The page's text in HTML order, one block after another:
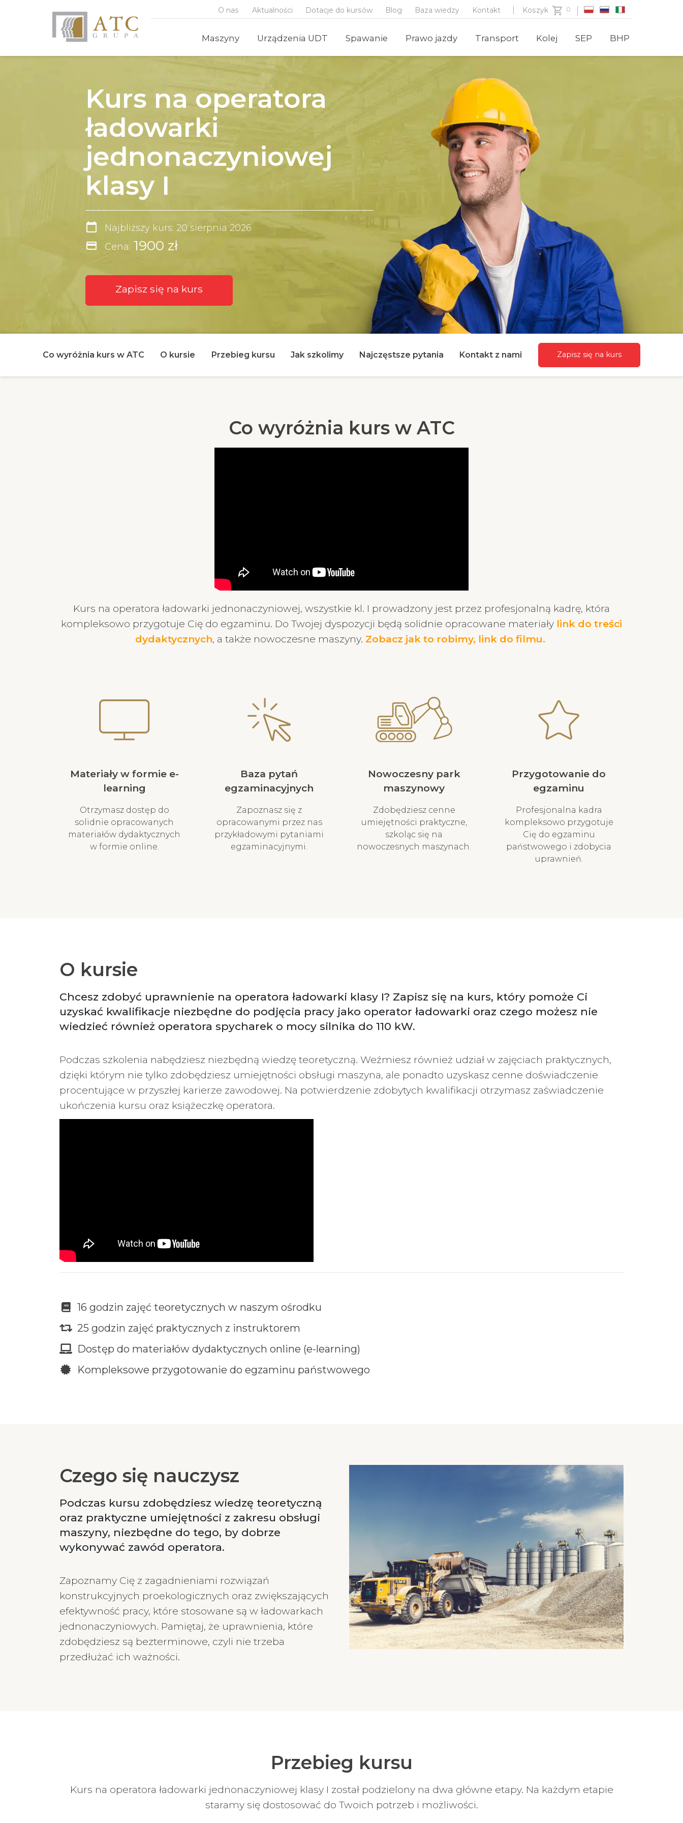
O nas Aktualności Dotacje do kursów Blog Baza wiedzy Kontakt Koszyk
Maszyny Urządzenia UDT Spawanie Prawo jazdy Transport Kolej SEP BHP
Kurs na operatora
ładowarki
jednonaczyniowej
klasy I
calendar_today Najbliższy kurs: 20 sierpnia 2026
credit_card Cena: 1900 zł
Zapisz się na kurs
Co wyróżnia kurs w ATC O kursie Przebieg kursu Jak szkolimy Najczęstsze pytania Kontakt z nami Zapisz się na kurs
Co wyróżnia kurs w ATC
Kurs na operatora ładowarki jednonaczyniowej, wszystkie kl. I prowadzony jest przez profesjonalną kadrę, która
kompleksowo przygotuje Cię do egzaminu. Do Twojej dyspozycji będą solidnie opracowane materiały link do treści
dydaktycznych, a także nowoczesne maszyny. Zobacz jak to robimy, link do filmu.
Materiały w formie e-
learning
Otrzymasz dostęp do
solidnie opracowanych
materiałów dydaktycznych
w formie online.
Baza pytań
egzaminacyjnych
Zapoznasz się z
opracowanymi przez nas
przykładowymi pytaniami
egzaminacyjnymi.
Nowoczesny park
maszynowy
Zdobędziesz cenne
umiejętności praktyczne,
szkoląc się na
nowoczesnych maszynach.
Przygotowanie do
egzaminu
Profesjonalna kadra
kompleksowo przygotuje
Cię do egzaminu
państwowego i zdobycia
uprawnień.
O kursie
Chcesz zdobyć uprawnienie na operatora ładowarki klasy I? Zapisz się na kurs, który pomoże Ci
uzyskać kwalifikacje niezbędne do podjęcia pracy jako operator ładowarki oraz czego możesz nie
wiedzieć również operatora spycharek o mocy silnika do 110 kW.
Podczas szkolenia nabędziesz niezbędną wiedzę teoretyczną. Weźmiesz również udział w zajęciach praktycznych,
dzięki którym nie tylko zdobędziesz umiejętności obsługi maszyna, ale ponadto uzyskasz cenne doświadczenie
procentujące w przyszłej karierze zawodowej. Na potwierdzenie zdobytych kwalifikacji otrzymasz zaświadczenie
ukończenia kursu oraz książeczkę operatora.
16 godzin zajęć teoretycznych w naszym ośrodku
25 godzin zajęć praktycznych z instruktorem
Dostęp do materiałów dydaktycznych online (e-learning)
Kompleksowe przygotowanie do egzaminu państwowego
Czego się nauczysz
Podczas kursu zdobędziesz wiedzę teoretyczną
oraz praktyczne umiejętności z zakresu obsługi
maszyny, niezbędne do tego, by dobrze
wykonywać zawód operatora.
Zapoznamy Cię z zagadnieniami rozwiązań
konstrukcyjnych proekologicznych oraz zwiększających
efektywność pracy, które stosowane są w ładowarkach
jednonaczyniowych. Pamiętaj, że uprawnienia, które
zdobędziesz są bezterminowe, czyli nie trzeba
przedłużać ich ważności.
Przebieg kursu
Kurs na operatora ładowarki jednonaczyniowej klasy I został podzielony na dwa główne etapy. Na każdym etapie
staramy się dostosować do Twoich potrzeb i możliwości.